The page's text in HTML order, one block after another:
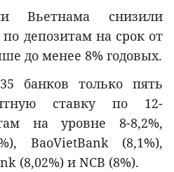
Вьетнама снизили
депозитам на срок от
до менее 8% годовых.
банков только пять
ставку по 12-
на уровне 8-8,2%,
BaoVietBank (8,1%),
(8,02%) и NCB (8%).